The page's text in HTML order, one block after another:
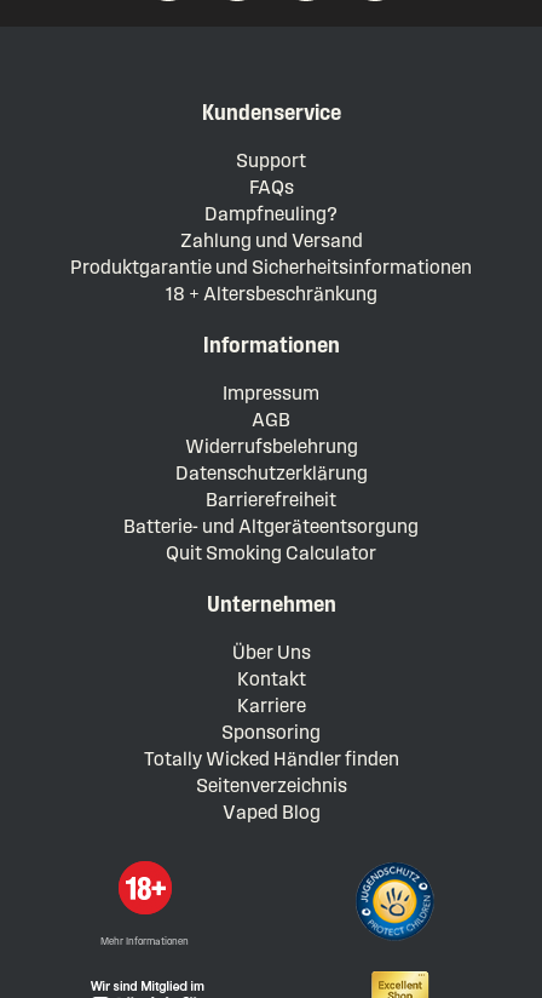
Kundenservice
Support
FAQs
Dampfneuling?
Zahlung und Versand
Produktgarantie und Sicherheitsinformationen
18 + Altersbeschränkung
Informationen
Impressum
AGB
Widerrufsbelehrung
Datenschutzerklärung
Barrierefreiheit
Batterie- und Altgeräteentsorgung
Quit Smoking Calculator
Unternehmen
Über Uns
Kontakt
Karriere
Sponsoring
Totally Wicked Händler finden
Seitenverzeichnis
Vaped Blog
Mehr Informationen